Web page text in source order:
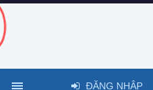
ĐĂNG NHẬP